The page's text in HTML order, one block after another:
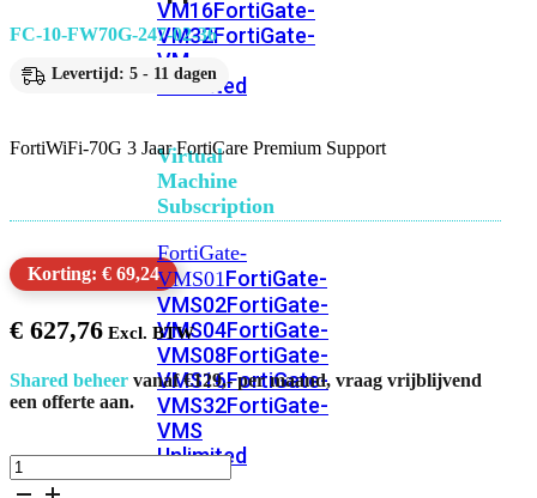
VM16FortiGate-
VM32FortiGate-
VM
Unlimited
Virtual
Machine
Subscription
FortiGate-
VMS01FortiGate-
VMS02FortiGate-
VMS04FortiGate-
VMS08FortiGate-
VMS16FortiGate-
VMS32FortiGate-
VMS
Unlimited
FC-10-FW70G-247-02-36
Levertijd: 5 - 11 dagen
FortiWiFi-70G 3 Jaar FortiCare Premium Support
Korting: € 69,24
€ 627,76
Shared beheer vanaf €129,- per maand, vraag vrijblijvend
een offerte aan.
FortiWiFi-
70G